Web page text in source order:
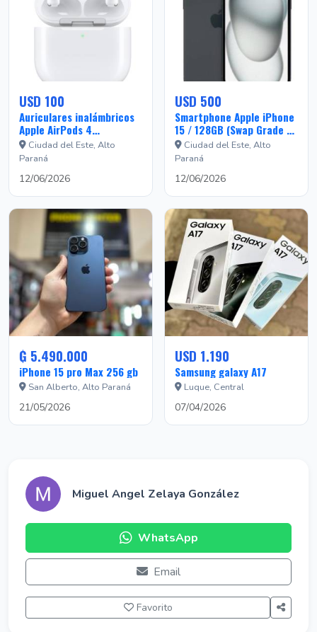
USD 100
Auriculares inalámbricos
Apple AirPods 4
MXP93ZM/A con estuche
de carga MagSafe -
Ciudad del Este, Alto
Paraná
12/06/2026
USD 500
Smartphone Apple iPhone
15 / 128GB (Swap Grade B)
USA - Black
Ciudad del Este, Alto
Paraná
12/06/2026
₲ 5.490.000
iPhone 15 pro Max 256 gb
San Alberto, Alto Paraná
21/05/2026
USD 1.190
Samsung galaxy A17
Luque, Central
07/04/2026
Miguel Angel Zelaya González
WhatsApp
Email
Favorito